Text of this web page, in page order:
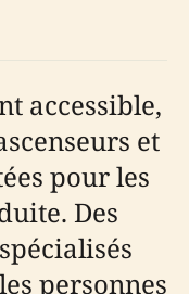
accessible,
et
pour les
Des
personnes